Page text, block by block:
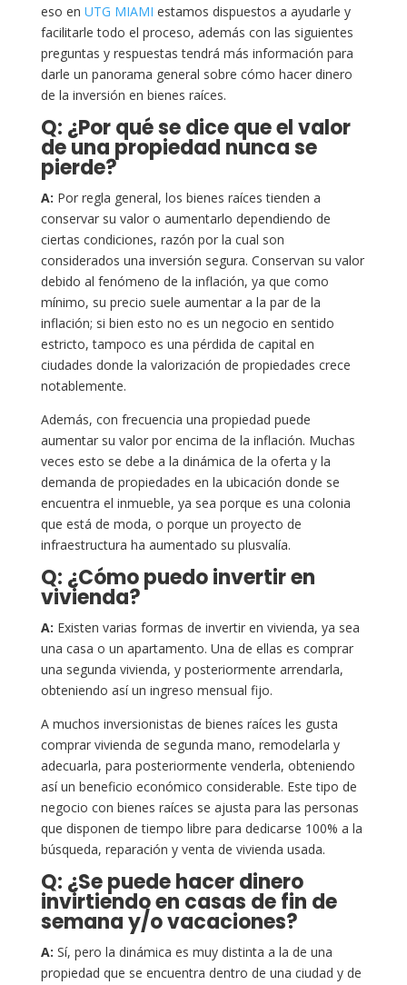
eso en UTG MIAMI estamos dispuestos a ayudarle y
facilitarle todo el proceso, además con las siguientes
preguntas y respuestas tendrá más información para
darle un panorama general sobre cómo hacer dinero
de la inversión en bienes raíces.
Q: ¿Por qué se dice que el valor
de una propiedad nunca se
pierde?
A: Por regla general, los bienes raíces tienden a
conservar su valor o aumentarlo dependiendo de
ciertas condiciones, razón por la cual son
considerados una inversión segura. Conservan su valor
debido al fenómeno de la inflación, ya que como
mínimo, su precio suele aumentar a la par de la
inflación; si bien esto no es un negocio en sentido
estricto, tampoco es una pérdida de capital en
ciudades donde la valorización de propiedades crece
notablemente.
Además, con frecuencia una propiedad puede
aumentar su valor por encima de la inflación. Muchas
veces esto se debe a la dinámica de la oferta y la
demanda de propiedades en la ubicación donde se
encuentra el inmueble, ya sea porque es una colonia
que está de moda, o porque un proyecto de
infraestructura ha aumentado su plusvalía.
Q: ¿Cómo puedo invertir en
vivienda?
A: Existen varias formas de invertir en vivienda, ya sea
una casa o un apartamento. Una de ellas es comprar
una segunda vivienda, y posteriormente arrendarla,
obteniendo así un ingreso mensual fijo.
A muchos inversionistas de bienes raíces les gusta
comprar vivienda de segunda mano, remodelarla y
adecuarla, para posteriormente venderla, obteniendo
así un beneficio económico considerable. Este tipo de
negocio con bienes raíces se ajusta para las personas
que disponen de tiempo libre para dedicarse 100% a la
búsqueda, reparación y venta de vivienda usada.
Q: ¿Se puede hacer dinero
invirtiendo en casas de fin de
semana y/o vacaciones?
A: Sí, pero la dinámica es muy distinta a la de una
propiedad que se encuentra dentro de una ciudad y de